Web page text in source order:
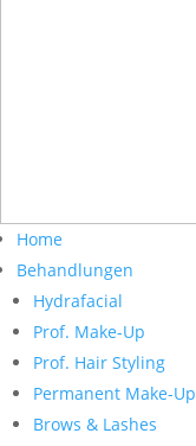
Home
Behandlungen
Hydrafacial
Prof. Make-Up
Prof. Hair Styling
Permanent Make-Up
Brows & Lashes